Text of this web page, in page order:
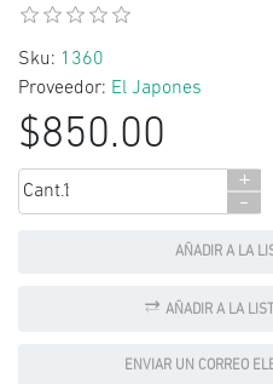
Sku: 1360
Proveedor: El Japones
$850.00
Cant.:
+
-
AÑADIR A LA
AÑADIR A LA
ENVIAR UN CORREO